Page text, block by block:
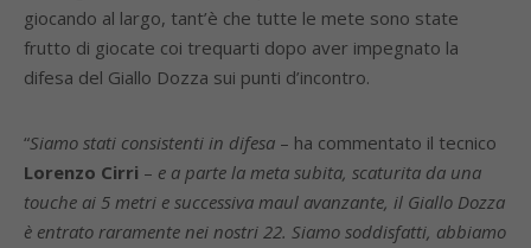
giocando al largo, tant’è che tutte le mete sono state
frutto di giocate coi trequarti dopo aver impegnato la
difesa del Giallo Dozza sui punti d’incontro.
“Siamo stati consistenti in difesa – ha commentato il tecnico
Lorenzo Cirri – e a parte la meta subita, scaturita da una
touche ai 5 metri e successiva maul avanzante, il Giallo Dozza
è entrato raramente nei nostri 22. Siamo soddisfatti, abbiamo